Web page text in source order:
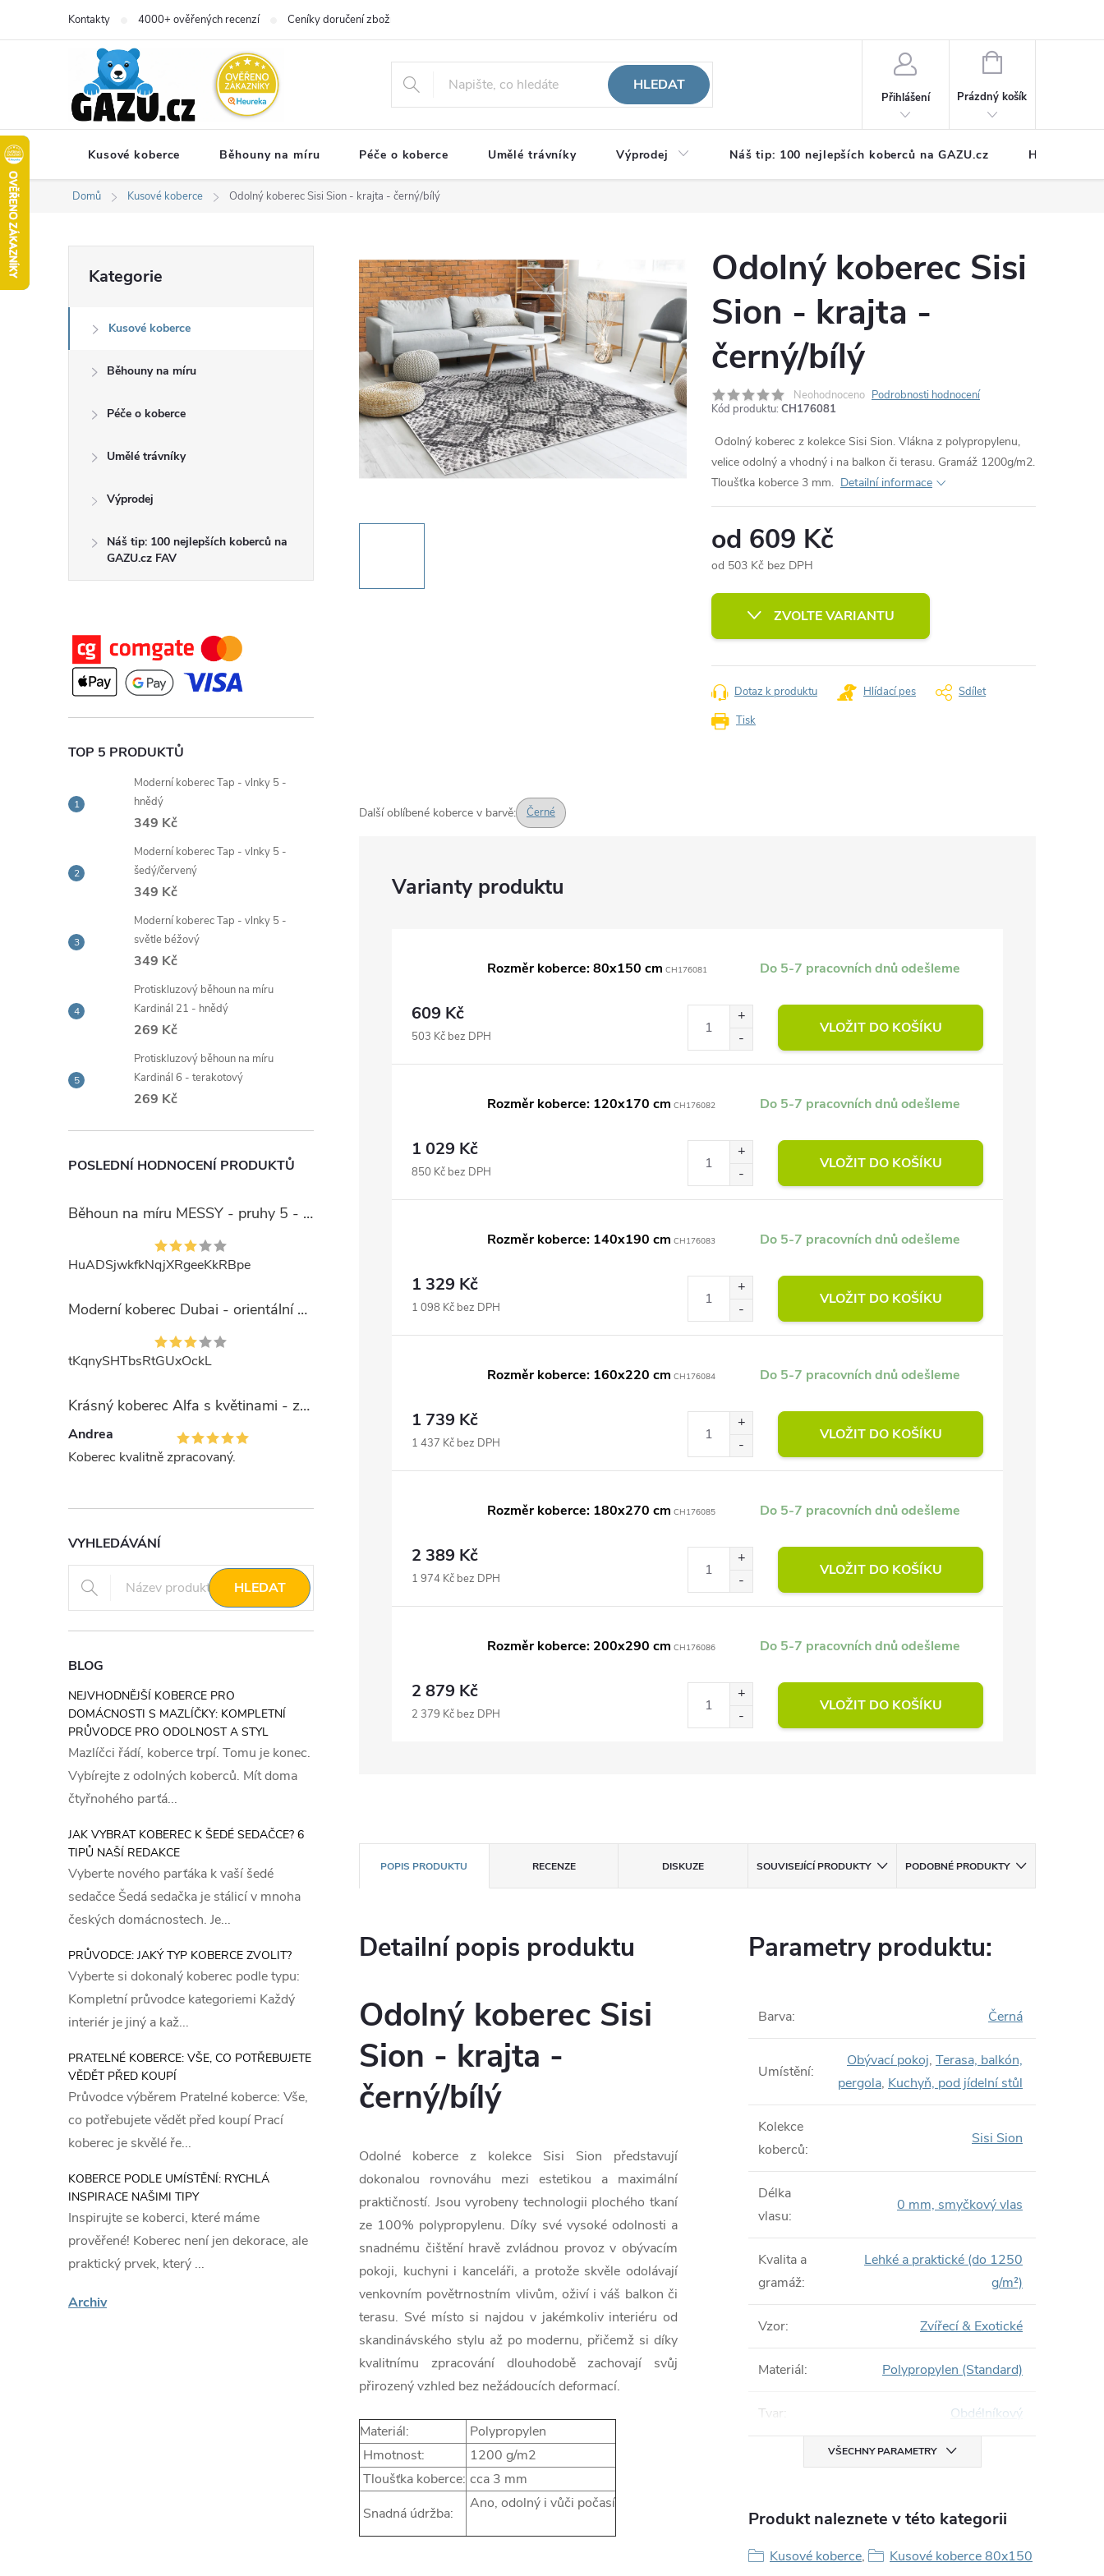
Kontakty 4000+ ověřených recenzí Ceníky doručení zboží
HLEDAT
Přihlášení
NÁKUPNÍ
Prázdný košík
Kusové koberce Běhouny na míru Péče o koberce Umělé trávníky Výprodej Náš tip: 100 nejlepších koberců na GAZU.cz Hodnocení
Domů Kusové koberce Odolný koberec Sisi Sion - krajta - černý/bílý
o
s
í
p
a
n
e
l
kategorie
Kategorie
Kusové koberce
Běhouny na míru
Péče o koberce
Umělé trávníky
Výprodej
Náš tip: 100 nejlepších koberců na
GAZU.cz FAV
TOP 5 PRODUKTŮ
Moderní koberec Tap - vlnky 5 -
hnědý
349 Kč
Moderní koberec Tap - vlnky 5 -
šedý/červený
349 Kč
Moderní koberec Tap - vlnky 5 -
světle béžový
349 Kč
Protiskluzový běhoun na míru
Kardinál 21 - hnědý
269 Kč
Protiskluzový běhoun na míru
Kardinál 6 - terakotový
269 Kč
POSLEDNÍ HODNOCENÍ PRODUKTŮ
Běhoun na míru MESSY - pruhy 5 - béžový
HuADSjwkfkNqjXRgeeKkRBpe
Moderní koberec Dubai - orientální 6 - červený
tKqnySHTbsRtGUxOckL
Krásný koberec Alfa s květinami - zelený
Andrea
Koberec kvalitně zpracovaný.
VYHLEDÁVÁNÍ
HLEDAT
BLOG
NEJVHODNĚJŠÍ KOBERCE PRO
DOMÁCNOSTI S MAZLÍČKY: KOMPLETNÍ
PRŮVODCE PRO ODOLNOST A STYL
Mazlíčci řádí, koberce trpí. Tomu je konec.
Vybírejte z odolných koberců. Mít doma
čtyřnohého parťá...
JAK VYBRAT KOBEREC K ŠEDÉ SEDAČCE? 6
TIPŮ NAŠÍ REDAKCE
Vyberte nového parťáka k vaší šedé
sedačce Šedá sedačka je stálicí v mnoha
českých domácnostech. Je...
PRŮVODCE: JAKÝ TYP KOBERCE ZVOLIT?
Vyberte si dokonalý koberec podle typu:
Kompletní průvodce kategoriemi Každý
interiér je jiný a kaž...
PRATELNÉ KOBERCE: VŠE, CO POTŘEBUJETE
VĚDĚT PŘED KOUPÍ
Průvodce výběrem Pratelné koberce: Vše,
co potřebujete vědět před koupí Prací
koberec je skvělé ře...
KOBERCE PODLE UMÍSTĚNÍ: RYCHLÁ
INSPIRACE NAŠIMI TIPY
Inspirujte se koberci, které máme
prověřené! Koberec není jen dekorace, ale
praktický prvek, který ...
Archiv
Odolný koberec Sisi
Sion - krajta -
černý/bílý
Neohodnoceno Podrobnosti hodnocení
Kód produktu: CH176081
Odolný koberec z kolekce Sisi Sion. Vlákna z polypropylenu,
velice odolný a vhodný i na balkon či terasu. Gramáž 1200g/m2.
Tloušťka koberce 3 mm. Detailní informace
od 609 Kč
od 503 Kč bez DPH
cena:
ZVOLTE VARIANTU
Tisk
Dotaz k produktu Hlídací pes Sdílet
Další oblíbené koberce v barvě: Černé
Rozměr koberce: 80x150 cm CH176081 Do 5-7 pracovních dnů odešleme
609 Kč
503 Kč bez DPH VLOŽIT DO KOŠÍKU
Rozměr koberce: 120x170 cm CH176082 Do 5-7 pracovních dnů odešleme
1 029 Kč
850 Kč bez DPH VLOŽIT DO KOŠÍKU
Rozměr koberce: 140x190 cm CH176083 Do 5-7 pracovních dnů odešleme
1 329 Kč
1 098 Kč bez DPH VLOŽIT DO KOŠÍKU
Rozměr koberce: 160x220 cm CH176084 Do 5-7 pracovních dnů odešleme
1 739 Kč
1 437 Kč bez DPH VLOŽIT DO KOŠÍKU
Rozměr koberce: 180x270 cm CH176085 Do 5-7 pracovních dnů odešleme
2 389 Kč
1 974 Kč bez DPH VLOŽIT DO KOŠÍKU
Rozměr koberce: 200x290 cm CH176086 Do 5-7 pracovních dnů odešleme
2 879 Kč
2 379 Kč bez DPH VLOŽIT DO KOŠÍKU
POPIS PRODUKTU RECENZE DISKUZE SOUVISEJÍCÍ PRODUKTY PODOBNÉ PRODUKTY
Detailní popis produktu
Odolný koberec Sisi
Sion - krajta -
černý/bílý
Odolné koberce z kolekce Sisi Sion představují
dokonalou rovnováhu mezi estetikou a maximální
praktičností. Jsou vyrobeny technologii plochého tkaní
ze 100% polypropylenu. Díky své vysoké odolnosti a
snadnému čištění hravě zvládnou provoz v obývacím
pokoji, kuchyni i kanceláři, a protože skvěle odolávají
venkovním povětrnostním vlivům, oživí i váš balkon či
terasu. Své místo si najdou v jakémkoliv interiéru od
skandinávského stylu až po modernu, přičemž si díky
kvalitnímu zpracování dlouhodobě zachovají svůj
přirozený vzhled bez nežádoucích deformací.
Materiál:
Polypropylen
Hmotnost:
1200 g/m2
Tloušťka koberce: cca 3 mm
Snadná údržba:
Ano, odolný i vůči počasí
Parametry produktu:
Barva: Černá
Umístění:
Obývací pokoj, Terasa, balkón,
pergola, Kuchyň, pod jídelní stůl
Kolekce
koberců:
Sisi Sion
Délka
vlasu:
0 mm, smyčkový vlas
Kvalita a
gramáž:
Lehké a praktické (do 1250
g/m²)
Vzor: Zvířecí & Exotické
Materiál: Polypropylen (Standard)
Tvar: Obdélníkový
VŠECHNY PARAMETRY
Produkt naleznete v této kategorii
Kusové koberce,
Kusové koberce 80x150